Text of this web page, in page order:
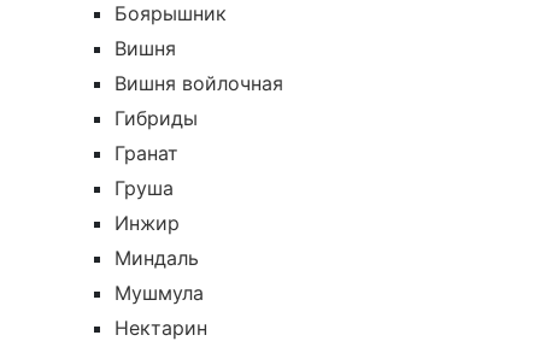
Боярышник
Вишня
Вишня войлочная
Гибриды
Гранат
Груша
Инжир
Миндаль
Мушмула
Нектарин